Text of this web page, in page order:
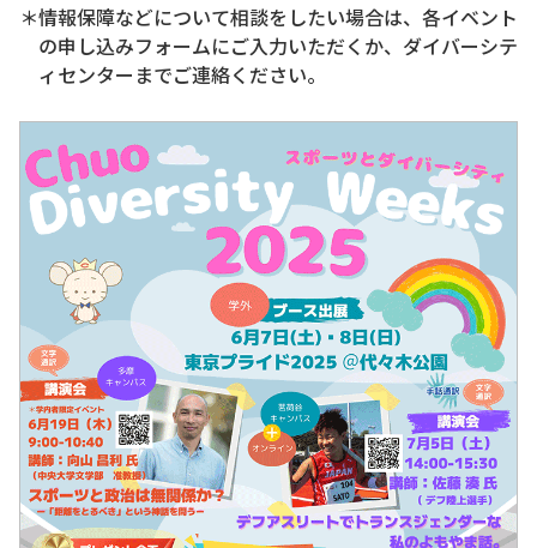
＊情報保障などについて相談をしたい場合は、各イベント
の申し込みフォームにご入力いただくか、ダイバーシテ
ィセンターまでご連絡ください。